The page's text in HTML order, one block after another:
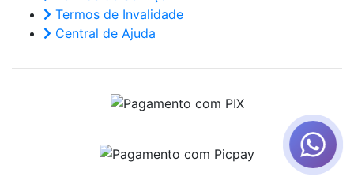
Termos de Invalidade
Central de Ajuda